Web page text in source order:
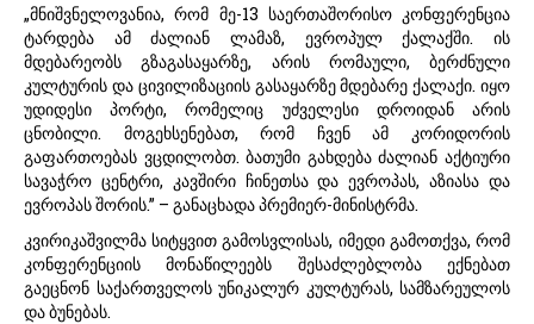
„მნიშვნელოვანია, რომ მე-13 საერთაშორისო კონფერენცია
ტარდება ამ ძალიან ლამაზ, ევროპულ ქალაქში. ის
მდებარეობს გზაგასაყარზე, არის რომაული, ბერძნული
კულტურის და ცივილიზაციის გასაყარზე მდებარე ქალაქი. იყო
უდიდესი პორტი, რომელიც უძველესი დროიდან არის
ცნობილი. მოგეხსენებათ, რომ ჩვენ ამ კორიდორის
გაფართოებას ვცდილობთ. ბათუმი გახდება ძალიან აქტიური
სავაჭრო ცენტრი, კავშირი ჩინეთსა და ევროპას, აზიასა და
ევროპას შორის.” – განაცხადა პრემიერ-მინისტრმა.
კვირიკაშვილმა სიტყვით გამოსვლისას, იმედი გამოთქვა, რომ
კონფერენციის მონაწილეებს შესაძლებლობა ექნებათ
გაეცნონ საქართველოს უნიკალურ კულტურას, სამზარეულოს
და ბუნებას.